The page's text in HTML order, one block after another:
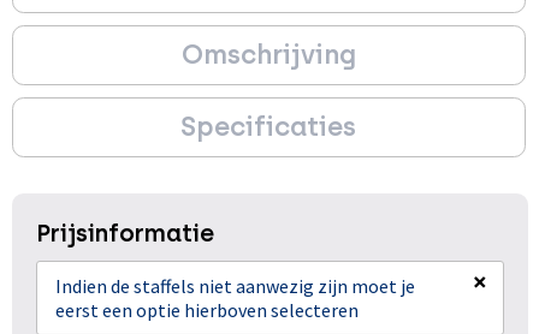
Omschrijving
Specificaties
Prijsinformatie
Indien de staffels niet aanwezig zijn moet je
eerst een optie hierboven selecteren
×